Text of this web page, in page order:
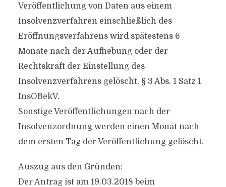
Veröffentlichung von Daten aus einem
Insolvenzverfahren einschließlich des
Eröffnungsverfahrens wird spätestens 6
Monate nach der Aufhebung oder der
Rechtskraft der Einstellung des
Insolvenzverfahrens gelöscht, § 3 Abs. 1 Satz 1
InsOBekV.
Sonstige Veröffentlichungen nach der
Insolvenzordnung werden einen Monat nach
dem ersten Tag der Veröffentlichung gelöscht.
Auszug aus den Gründen:
Der Antrag ist am 19.03.2018 beim